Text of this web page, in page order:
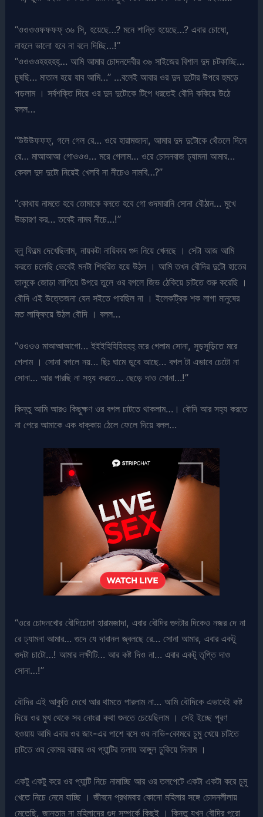
“ওওওওফফফফ্ ৩৬ সি, হয়েছে…? মনে শান্তি হয়েছে…? এবার চোষো,
নাহলে ভালো হবে না বলে দিচ্ছি…!”
“ওওওওহহহহহ্… আমি আমার চোদনদেবীর ৩৬ সাইজের বিশাল দুদ চটকাচ্ছি…
চুষছি… মাতাল হয়ে যাব আমি…” …বলেই আবার ওর দুদ দুটোর উপরে হুমড়ে
পড়লাম । সর্বশক্তি দিয়ে ওর দুদ দুটোকে টিপে ধরতেই বৌদি ককিয়ে উঠে
বলল…
“উউউফফফ্, গলে গেল রে… ওরে হারামজাদা, আমার দুদ দুটোকে থেঁতলে দিলে
রে… মাআআআ গোওওও… মরে গেলাম… ওরে চোদনবাজ ঢ্যামনা আমার…
কেবল দুদ দুটো নিয়েই খেলবি না নীচেও নামবি…?”
“কোথায় নামতে হবে তোমাকে বলতে হবে গো গুদমারানি সোনা বৌঠান… মুখে
উচ্চারণ কর… তবেই নামব নীচে…!”
ব্লু ফিল্মে দেখেছিলাম, নায়কটা নায়িকার গুদ নিয়ে খেলছে । সেটা আজ আমি
করতে চলেছি ভেবেই মনটা শিহরিত হয়ে উঠল । আমি তখন বৌদির দুটো হাতের
তালুকে জোড়া লাগিয়ে উপরে তুলে ওর বগলে জিভ ঠেকিয়ে চাটতে শুরু করেছি ।
বৌদি এই উত্তেজনা যেন সইতে পারছিল না । ইলেকট্রিক শক লাগা মানুষের
মত লাফ্ফিয়ে উঠল বৌদি । বলল…
“ওওওও মাআআআগো… ইইইহিহিহিহহহ্ মরে গেলাম সোনা, সুড়সুড়িতে মরে
গেলাম । সোনা বগলে নয়… ছিঃ ঘামে ডুবে আছে… বগল টা এভাবে চেটো না
সোনা… আর পারছি না সহ্য করতে… ছেড়ে দাও সোনা…!”
কিন্তু আমি আরও কিছুক্ষণ ওর বগল চাটতে থাকলাম…। বৌদি আর সহ্য করতে
না পেরে আমাকে এক ধাক্কায় ঠেলে ফেলে দিয়ে বলল…
“ওরে চোদনখোর বৌদিচোদা হারামজাদা, এবার বৌদির গুদটার দিকেও নজর দে না
রে ঢ্যামনা আমার… গুদে যে দাবানল জ্বলছে রে… সোনা আমার, এবার একটু
গুদটা চাটো…! আমার লক্ষীটি… আর কষ্ট দিও না… এবার একটু তৃপ্তি দাও
সোনা…!”
বৌদির এই আকুতি দেখে আর থামতে পারলাম না… আমি বৌদিকে এভাবেই কষ্ট
দিয়ে ওর মুখ থেকে সব নোংরা কথা শুনতে চেয়েছিলাম । সেই ইচ্ছে পূরণ
হওয়ায় আমি এবার ওর জাং-এর পাশে বসে ওর নাভি-কোমরে চুমু খেয়ে চাটতে
চাটতে ওর কোমর বরাবর ওর প্যান্টির তলায় আঙ্গুল ঢুকিয়ে দিলাম ।
একটু একটু করে ওর প্যান্টি নিচে নামাচ্ছি আর ওর তলপেটে একটা একটা করে চুমু
খেতে নিচে নেমে যাচ্ছি । জীবনে প্রথমবার কোনো মহিলার সঙ্গে চোদনলীলায়
মেতেছি, জানতাম না মহিলাদের গুদ সম্পর্কে কিছুই । কিন্তু যখন বৌদির পুরো